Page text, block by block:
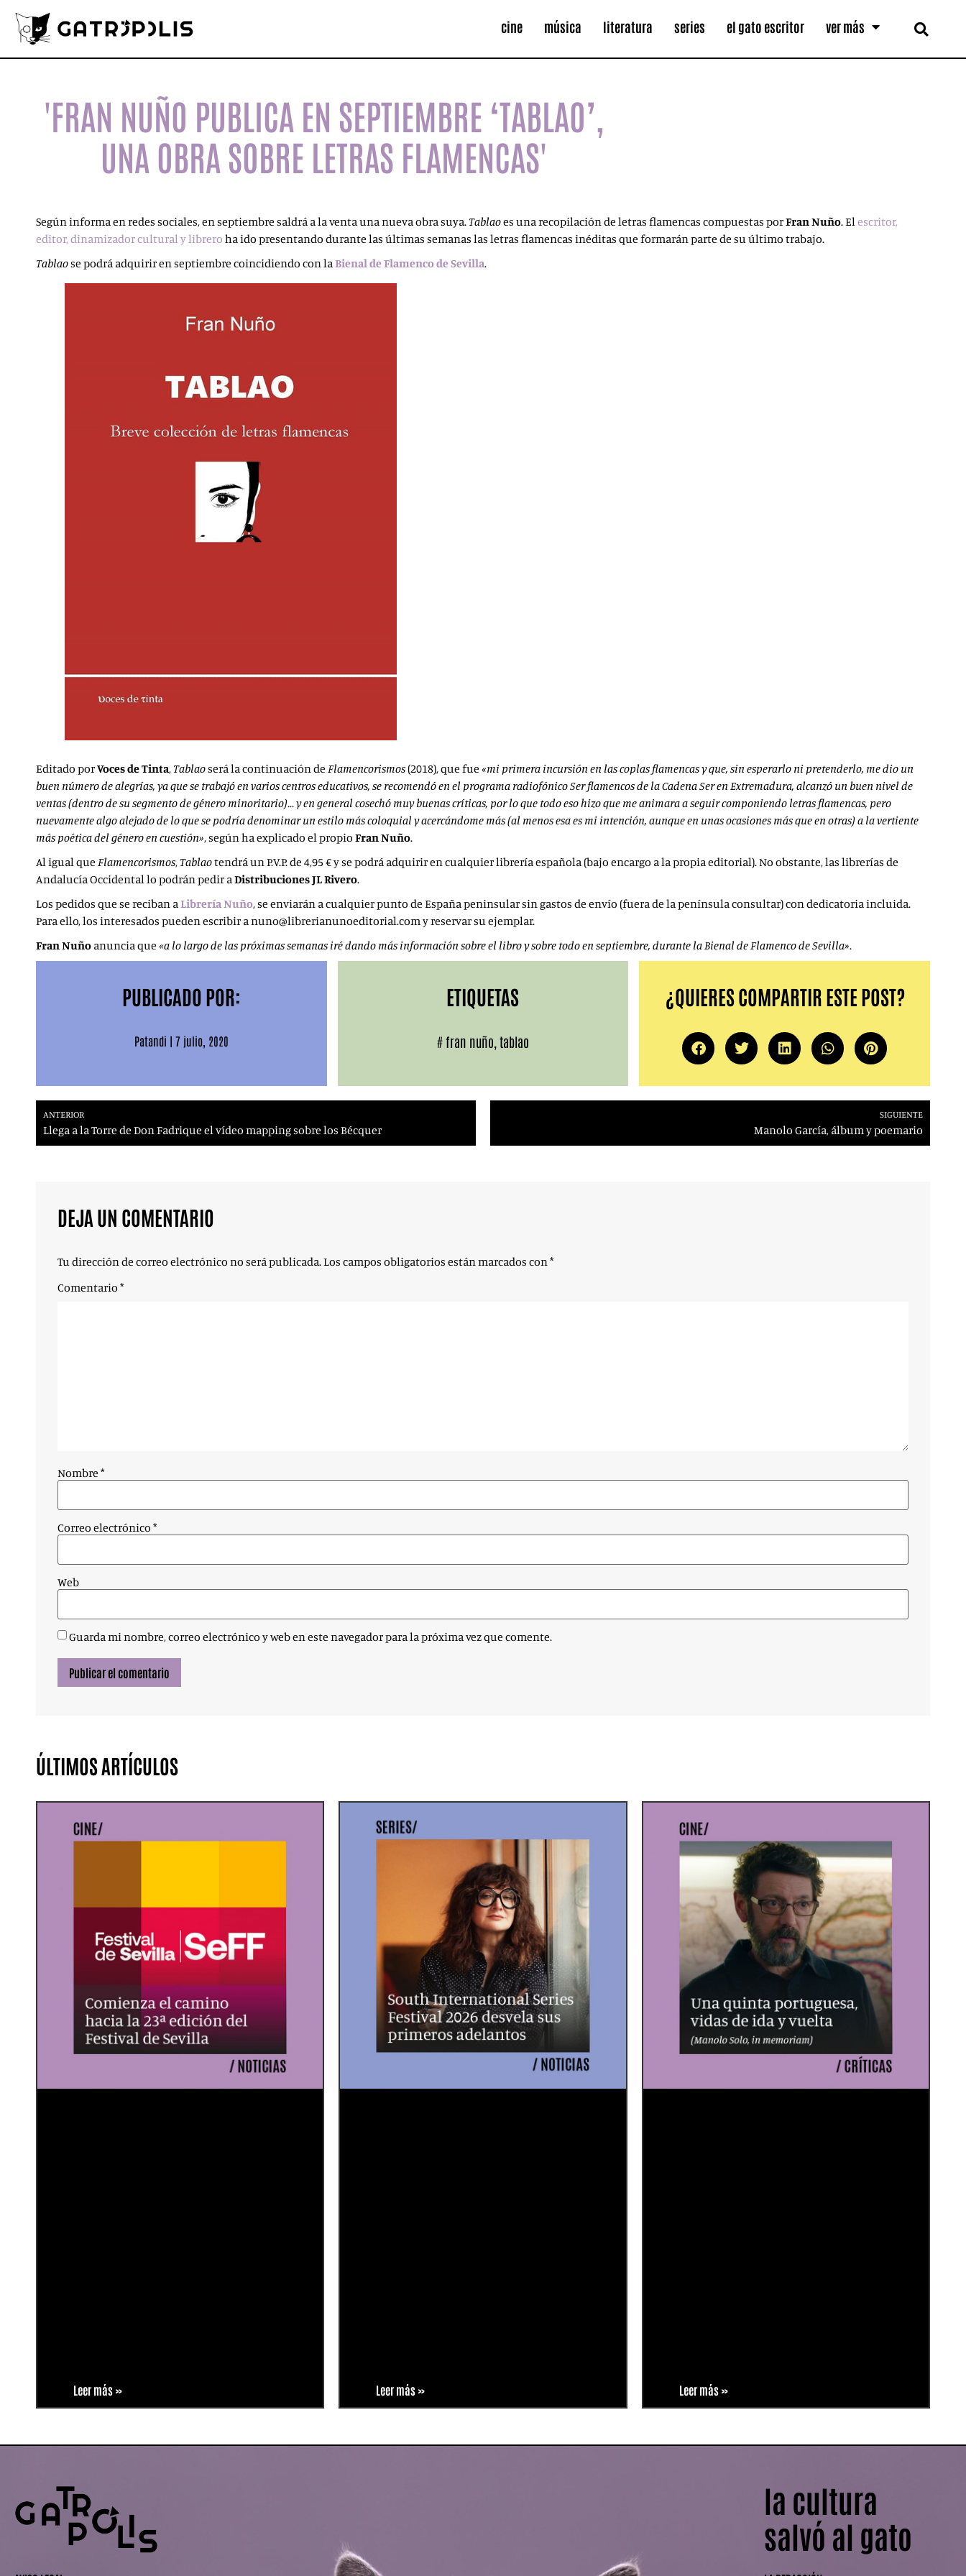
cine música literatura series el gato escritor ver más
'FRAN NUÑO PUBLICA EN SEPTIEMBRE ‘TABLAO’,
UNA OBRA SOBRE LETRAS FLAMENCAS'
Según informa en redes sociales, en septiembre saldrá a la venta una nueva obra suya. Tablaoes una recopilación de letras flamencas compuestas porFran Nuño. Elescritor,
editor, dinamizador cultural y librero ha ido presentando durante las últimas semanas las letras flamencas inéditas que formarán parte de su último trabajo.
Tablaose podrá adquirir en septiembre coincidiendo con laBienal de Flamenco de Sevilla.
Editado porVoces de Tinta, Tablaoserá la continuación de Flamencorismos (2018), que fue «mi primera incursión en las coplas flamencas y que, sin esperarlo ni pretenderlo, me dio un
buen número de alegrías, ya que se trabajó en varios centros educativos, se recomendó en el programa radiofónico Ser flamencos de laCadena Ser en Extremadura, alcanzó un buen nivel de
ventas (dentro de su segmento de género minoritario)… y en general cosechó muy buenas críticas, por lo que todo eso hizo que me animara a seguir componiendo letras flamencas, pero
nuevamente algo alejado de lo que se podría denominar un estilo más coloquial y acercándome más (al menos esa es mi intención, aunque en unasocasiones más que en otras) a la vertiente
más poética del género en cuestión», según ha explicado el propio Fran Nuño.
Al igual que Flamencorismos, Tablaotendrá un P.V.P. de 4,95 € y se podrá adquirir en cualquier librería española (bajo encargo a la propia editorial). No obstante, las librerías de
Andalucía Occidental lo podrán pedir aDistribuciones JL Rivero.
Los pedidos que se reciban aLibrería Nuño, se enviarán a cualquier punto de España peninsular sin gastos de envío (fuera de la península consultar) con dedicatoria incluida.
Para ello, los interesados pueden escribir a nuno@librerianunoeditorial.com y reservar su ejemplar.
Fran Nuño anuncia que «a lo largo de las próximas semanas iré dando más información sobre el libro y sobre todo en septiembre, durante la Bienal de Flamenco de Sevilla».
PUBLICADO POR:
Patandi | 7 julio, 2020
ETIQUETAS
#fran nuño tablao
¿QUIERES COMPARTIR ESTE POST?
ANTERIOR
Llega a la Torre de Don Fadrique el vídeo mapping sobre los Bécquer
SIGUIENTE
Manolo García, álbum y poemario
DEJA UN COMENTARIO
Tu dirección de correo electrónico no será publicada.Los campos obligatorios están marcados con*
Comentario *
Nombre *
Correo electrónico *
Web
Guarda mi nombre, correo electrónico y web en este navegador para la próxima vez que comente.
ÚLTIMOS ARTÍCULOS
Leer más » Leer más » Leer más »
la cultura
salvó al gato